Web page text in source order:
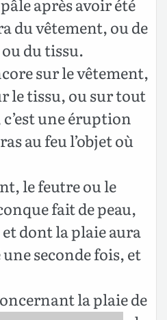
du vêtement, ou de
du tissu.
sur le vêtement,
le tissu, ou sur tout
une éruption
au feu l’objet où
le feutre ou le
fait de peau,
dont la plaie aura
seconde fois, et
la plaie de